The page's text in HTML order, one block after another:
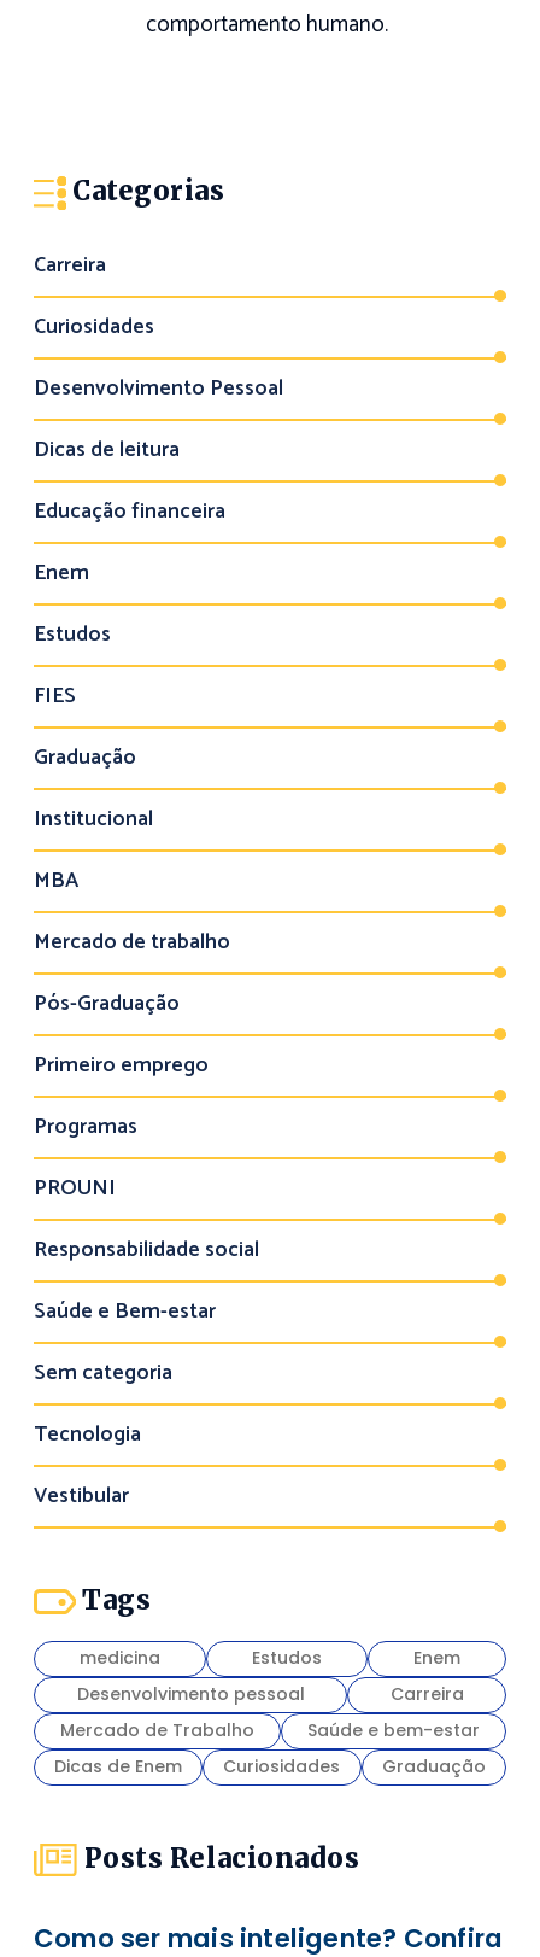
comportamento humano.
Categorias
Carreira
Curiosidades
Desenvolvimento Pessoal
Dicas de leitura
Educação financeira
Enem
Estudos
FIES
Graduação
Institucional
MBA
Mercado de trabalho
Pós-Graduação
Primeiro emprego
Programas
PROUNI
Responsabilidade social
Saúde e Bem-estar
Sem categoria
Tecnologia
Vestibular
Tags
medicina Estudos
Enem
Desenvolvimento pessoal
Carreira
Mercado de Trabalho
Saúde e bem-estar
Dicas de Enem
Curiosidades Graduação
Posts Relacionados
Como ser mais inteligente? Confira